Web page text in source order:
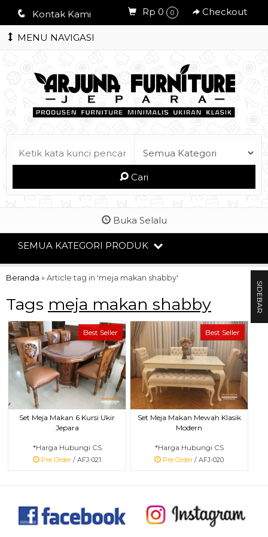
q Kontak Kami Rp 0 0 Checkout
MENU NAVIGASI
Cari
Buka Selalu
SEMUA KATEGORI PRODUK
Beranda » Article tag in 'meja makan shabby'
Tags meja makan shabby
Best Seller
Set Meja Makan 6 Kursi Ukir
Jepara
*Harga Hubungi CS
Pre Order / AFJ-021
Best Seller
Set Meja Makan Mewah Klasik
Modern
*Harga Hubungi CS
Pre Order / AFJ-020
SIDEBAR